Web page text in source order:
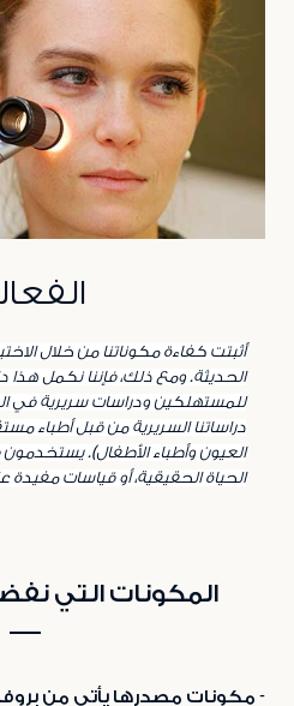
أثبتت كفاءة مكوناتنا من خلال
الحديثة. ومع ذلك، فإننا نكمل هذا
للمستهلكين ودراسات سريرية في
دراساتنا السريرية من قبل أطباء
العيون وأطباء الأطفال).
الحياة الحقيقية، أو قياسات
المكونات التي
- مكونات مصدرها يأتي من